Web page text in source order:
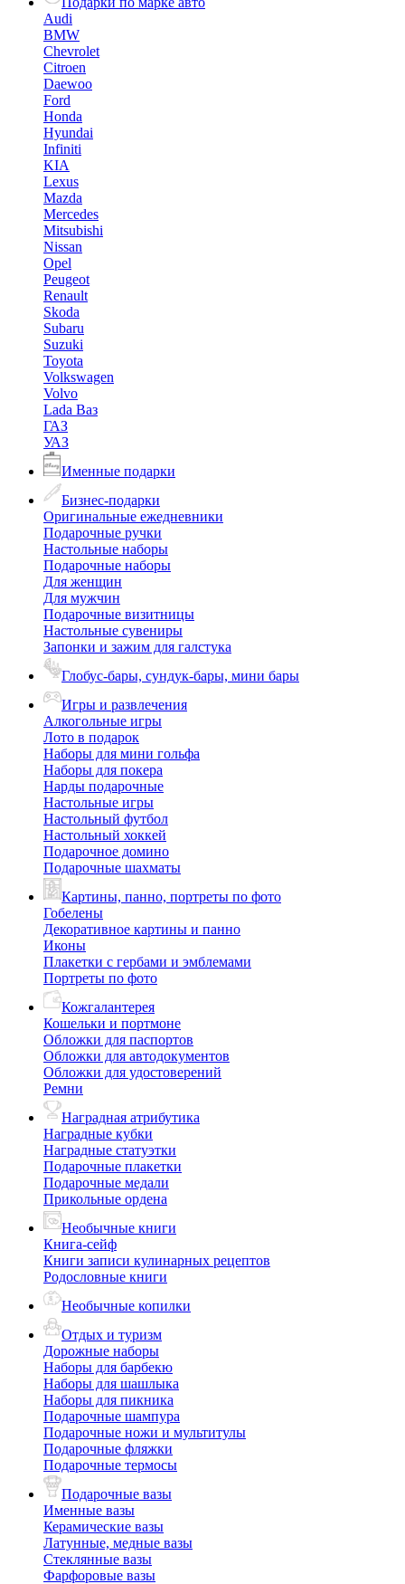
Audi
BMW
Chevrolet
Citroen
Daewoo
Ford
Honda
Hyundai
Infiniti
KIA
Lexus
Mazda
Mercedes
Mitsubishi
Nissan
Opel
Peugeot
Renault
Skoda
Subaru
Suzuki
Toyota
Volkswagen
Volvo
Lada Ваз
ГАЗ
УАЗ
Именные подарки
Бизнес-подарки
Оригинальные ежедневники
Подарочные ручки
Настольные наборы
Подарочные наборы
Для женщин
Для мужчин
Подарочные визитницы
Настольные сувениры
Запонки и зажим для галстука
Глобус-бары, сундук-бары, мини бары
Игры и развлечения
Алкогольные игры
Лото в подарок
Наборы для мини гольфа
Наборы для покера
Нарды подарочные
Настольные игры
Настольный футбол
Настольный хоккей
Подарочное домино
Подарочные шахматы
Картины, панно, портреты по фото
Гобелены
Декоративное картины и панно
Иконы
Плакетки с гербами и эмблемами
Портреты по фото
Кожгалантерея
Кошельки и портмоне
Обложки для паспортов
Обложки для автодокументов
Обложки для удостоверений
Ремни
Наградная атрибутика
Наградные кубки
Наградные статуэтки
Подарочные плакетки
Подарочные медали
Прикольные ордена
Необычные книги
Книга-сейф
Книги записи кулинарных рецептов
Родословные книги
Необычные копилки
Отдых и туризм
Дорожные наборы
Наборы для барбекю
Наборы для шашлыка
Наборы для пикника
Подарочные шампура
Подарочные ножи и мультитулы
Подарочные фляжки
Подарочные термосы
Подарочные вазы
Именные вазы
Керамические вазы
Латунные, медные вазы
Стеклянные вазы
Фарфоровые вазы